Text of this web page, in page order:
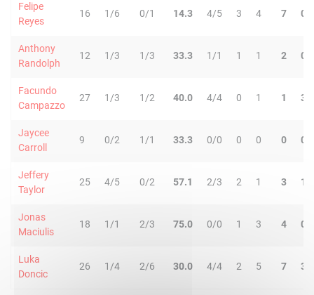
Felipe
Reyes
16 1/6 0/1 14.3 4/5 3 4 7 0
Anthony
Randolph
12 1/3 1/3 33.3 1/1 1 1 2 0
Facundo
Campazzo
27 1/3 1/2 40.0 4/4 0 1 1 3
Jaycee
Carroll
9 0/2 1/1 33.3 0/0 0 0 0 0
Jeffery
Taylor
25 4/5 0/2 57.1 2/3 2 1 3 1
Jonas
Maciulis
18 1/1 2/3 75.0 0/0 1 3 4 0
Luka
Doncic
26 1/4 2/6 30.0 4/4 2 5 7 3